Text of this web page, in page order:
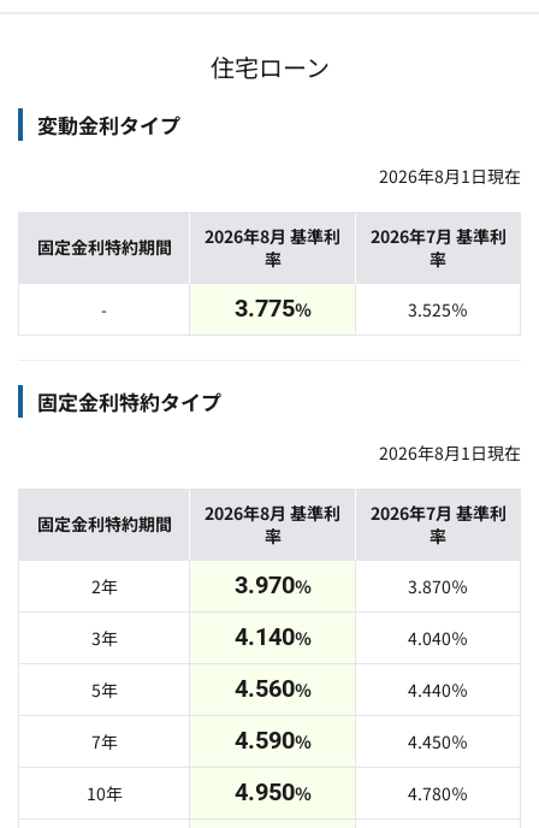
住宅ローン
変動金利タイプ
2026年8月1日現在
固定金利特約期間 2026年8月 基準利
率
2026年7月 基準利
率
- 3.775％ 3.525％
固定金利特約タイプ
2026年8月1日現在
固定金利特約期間 2026年8月 基準利
率
2026年7月 基準利
率
2年 3.970％ 3.870％
3年 4.140％ 4.040％
5年 4.560％ 4.440％
7年 4.590％ 4.450％
10年 4.950％ 4.780％